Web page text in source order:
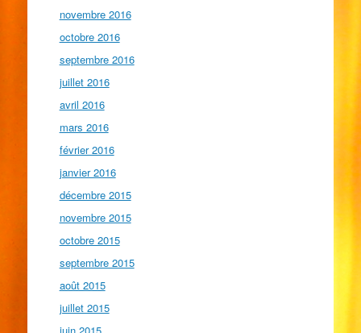
novembre 2016
octobre 2016
septembre 2016
juillet 2016
avril 2016
mars 2016
février 2016
janvier 2016
décembre 2015
novembre 2015
octobre 2015
septembre 2015
août 2015
juillet 2015